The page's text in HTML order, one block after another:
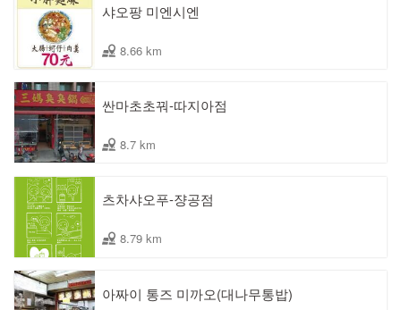
샤오팡 미엔시엔
8.66 km
싼마초초꿔-따지아점
8.7 km
츠차샤오푸-쟝공점
8.79 km
아짜이 통즈 미까오(대나무통밥)